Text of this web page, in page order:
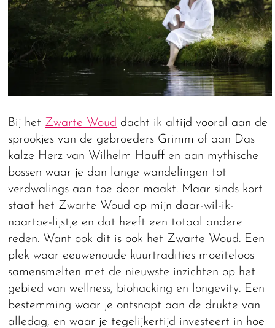
Bij het Zwarte Woud dacht ik altijd vooral aan de
sprookjes van de gebroeders Grimm of aan Das
kalze Herz van Wilhelm Hauff en aan mythische
bossen waar je dan lange wandelingen tot
verdwalings aan toe door maakt. Maar sinds kort
staat het Zwarte Woud op mijn daar-wil-ik-
naartoe-lijstje en dat heeft een totaal andere
reden. Want ook dit is ook het Zwarte Woud. Een
plek waar eeuwenoude kuurtradities moeiteloos
samensmelten met de nieuwste inzichten op het
gebied van wellness, biohacking en longevity. Een
bestemming waar je ontsnapt aan de drukte van
alledag, en waar je tegelijkertijd investeert in hoe